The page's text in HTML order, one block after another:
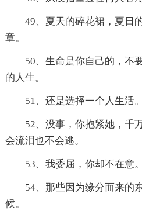
49、夏天的碎花裙，夏日
章。
50、生命是你自己的，不
的人生。
51、还是选择一个人生活
52、没事，你抱紧她，千
会流泪也不会逃。
53、我委屈，你却不在意。
54、那些因为缘分而来的
候。